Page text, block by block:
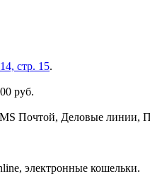
стр. 15.
руб.
Почтой, Деловые
электронные кошельки.